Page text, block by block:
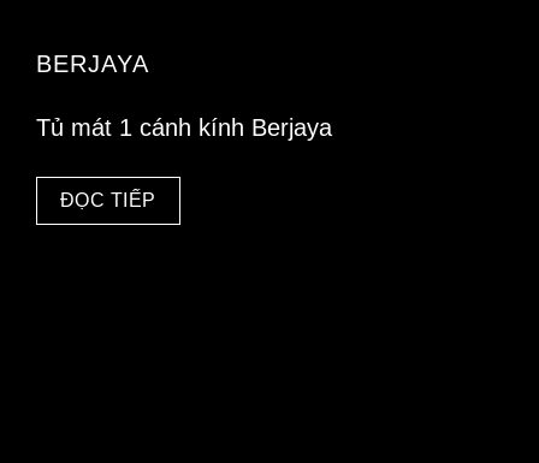
BERJAYA
Tủ mát 1 cánh kính Berjaya
ĐỌC TIẾP